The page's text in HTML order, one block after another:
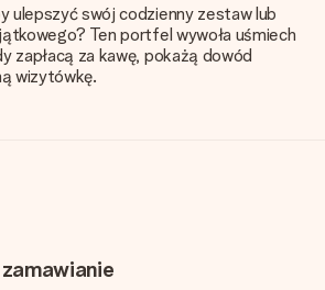
ulepszyć swój codzienny zestaw lub
Ten portfel wywoła uśmiech
zapłacą za kawę, pokażą dowód
wizytówkę.